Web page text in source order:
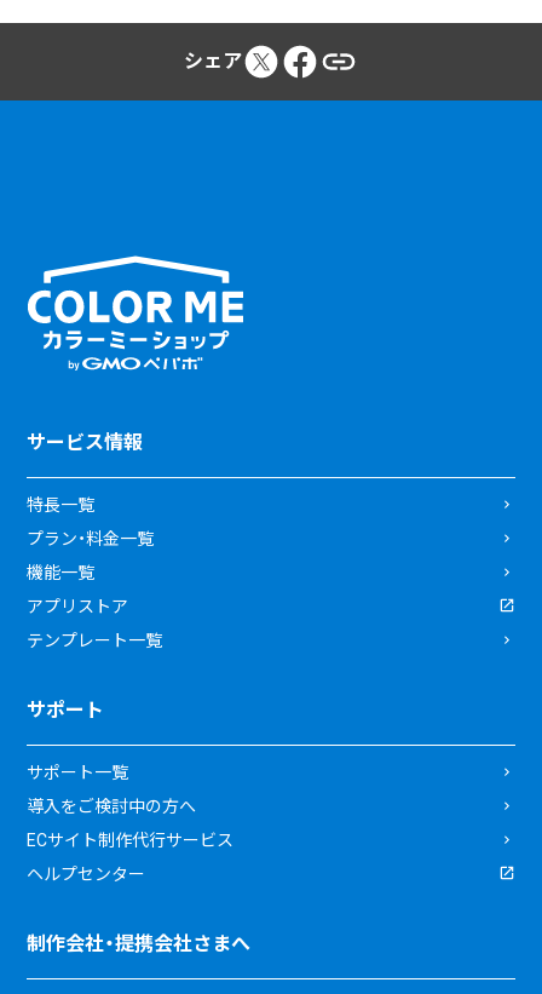
シェア
サービス情報
特長一覧
プラン・料金一覧
機能一覧
アプリストア
テンプレート一覧
サポート
サポート一覧
導入をご検討中の方へ
ECサイト制作代行サービス
ヘルプセンター
制作会社・提携会社さまへ